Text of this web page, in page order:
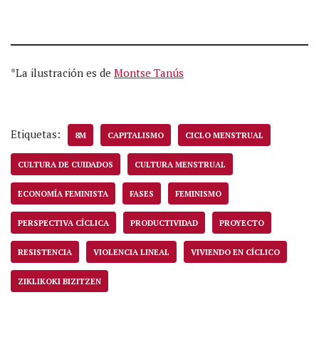
*La ilustración es de Montse Tanús
Etiquetas: 8M CAPITALISMO CICLO MENSTRUAL
CULTURA DE CUIDADOS CULTURA MENSTRUAL
ECONOMÍA FEMINISTA FASES FEMINISMO
PERSPECTIVA CÍCLICA PRODUCTIVIDAD PROYECTO
RESISTENCIA VIOLENCIA LINEAL VIVIENDO EN CÍCLICO
ZIKLIKOKI BIZITZEN